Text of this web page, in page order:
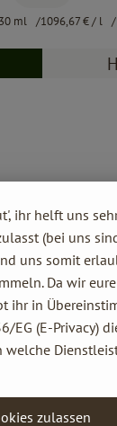
ml 1096,67 €/ l
ihr helft uns
(bei uns
uns somit
Da wir
ihr in
EG (E-Privacy)
zulassen